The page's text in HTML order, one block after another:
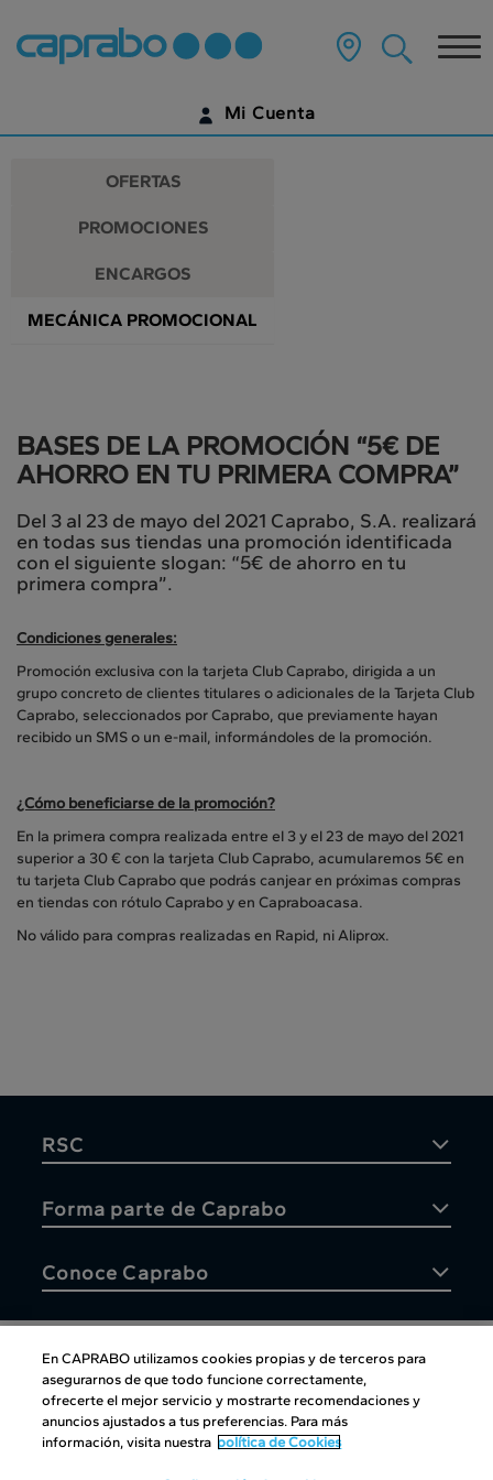
Promociones
y
descuentos
en
nuestros
supermercados
contenido
página
Mi Cuenta
¿AÚN NO TIENES UNA CUENTA DIGITAL?
OFERTAS
PROMOCIONES
ENCARGOS
MECÁNICA PROMOCIONAL
BASES DE LA PROMOCIÓN “5€ DE
AHORRO EN TU PRIMERA COMPRA”
Del 3 al 23 de mayo del 2021 Caprabo, S.A. realizará
en todas sus tiendas una promoción identificada
con el siguiente slogan: “5€ de ahorro en tu
primera compra”.
Condiciones generales:
Promoción exclusiva con la tarjeta Club Caprabo, dirigida a un
grupo concreto de clientes titulares o adicionales de la Tarjeta Club
Caprabo, seleccionados por Caprabo, que previamente hayan
recibido un SMS o un e-mail, informándoles de la promoción.
¿Cómo beneficiarse de la promoción?
En la primera compra realizada entre el 3 y el 23 de mayo del 2021
superior a 30 € con la tarjeta Club Caprabo, acumularemos 5€ en
tu tarjeta Club Caprabo que podrás canjear en próximas compras
en tiendas con rótulo Caprabo y en Capraboacasa.
No válido para compras realizadas en Rapid, ni Aliprox.
RSC
Forma parte de Caprabo
Conoce Caprabo
Atención al cliente
En CAPRABO utilizamos cookies propias y de terceros para
asegurarnos de que todo funcione correctamente,
ofrecerte el mejor servicio y mostrarte recomendaciones y
anuncios ajustados a tus preferencias. Para más
información, visita nuestra política de Cookies